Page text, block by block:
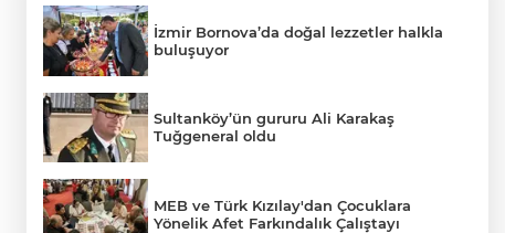
İzmir Bornova’da doğal lezzetler halkla
buluşuyor
Sultanköy’ün gururu Ali Karakaş
Tuğgeneral oldu
MEB ve Türk Kızılay'dan Çocuklara
Yönelik Afet Farkındalık Çalıştayı